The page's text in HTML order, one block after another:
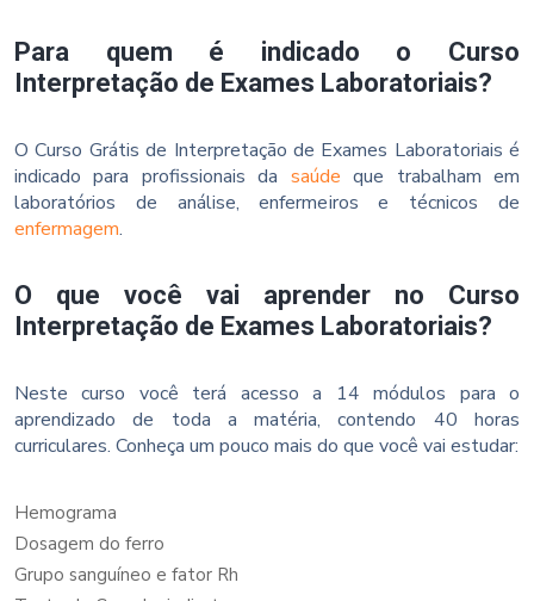
Para quem é indicado o Curso
Interpretação de Exames Laboratoriais?
O Curso Grátis de Interpretação de Exames Laboratoriais é
indicado para profissionais da saúde que trabalham em
laboratórios de análise, enfermeiros e técnicos de
enfermagem.
O que você vai aprender no Curso
Interpretação de Exames Laboratoriais?
Neste curso você terá acesso a 14 módulos para o
aprendizado de toda a matéria, contendo 40 horas
curriculares. Conheça um pouco mais do que você vai estudar:
Hemograma
Dosagem do ferro
Grupo sanguíneo e fator Rh